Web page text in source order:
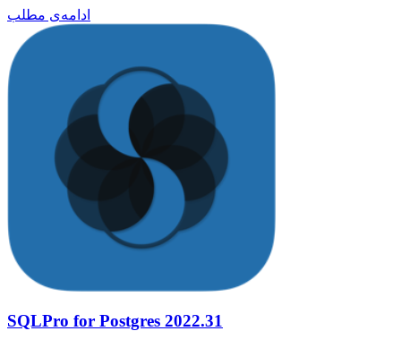
ادامه‌ی مطلب
SQLPro for Postgres 2022.31